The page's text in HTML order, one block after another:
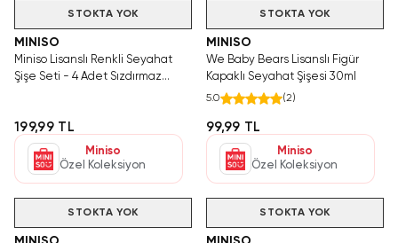
STOKTA YOK
MINISO
Miniso Lisanslı Renkli Seyahat
Şişe Seti - 4 Adet Sızdırmaz
199,99 TL
Miniso
Özel Koleksiyon
STOKTA YOK
MINISO
We Baby Bears Lisanslı Figür
Kapaklı Seyahat Şişesi 30ml
5.0 (2)
99,99 TL
Miniso
Özel Koleksiyon
STOKTA YOK STOKTA YOK